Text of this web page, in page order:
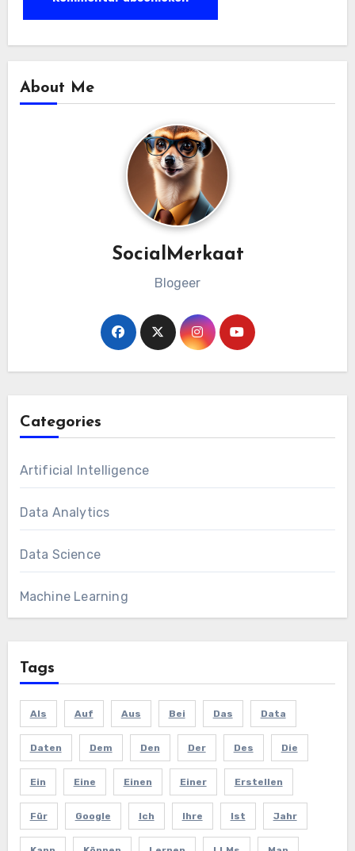
About Me
SocialMerkaat
Blogeer
Categories
Artificial Intelligence
Data Analytics
Data Science
Machine Learning
Tags
Als Auf Aus Bei Das Data
Daten Dem Den Der Des Die
Ein Eine Einen Einer Erstellen
Für Google Ich Ihre Ist Jahr